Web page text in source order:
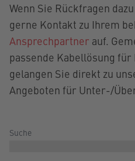
Wenn Sie Rückfragen
gerne Kontakt zu Ihrem
Ansprechpartner auf.
passende Kabellösung
gelangen Sie direkt zu
Angeboten für Unter-/
Suche